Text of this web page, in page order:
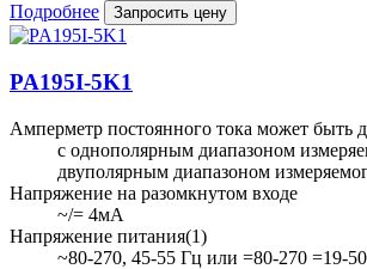
Подробнее Запросить цену
PA195I-5K1
Амперметр постоянного тока может быть
с однополярным диапазоном
двуполярным диапазоном
Напряжение на разомкнутом входе
~/= 4мА
Напряжение питания(1)
~80-270, 45-55 Гц или =80-270 =19-50